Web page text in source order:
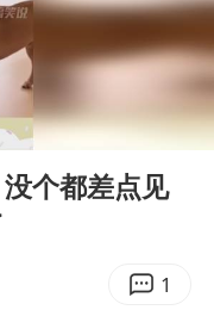
轰2球
外交部发言人就广岛核爆81周年等答记者问
贵州轮胎子公司获美国退税8136万
大楼”读数爆表
响中国已成定局
27岁女子成组织卖淫集团主犯被通缉
00:15
个都差点见
1